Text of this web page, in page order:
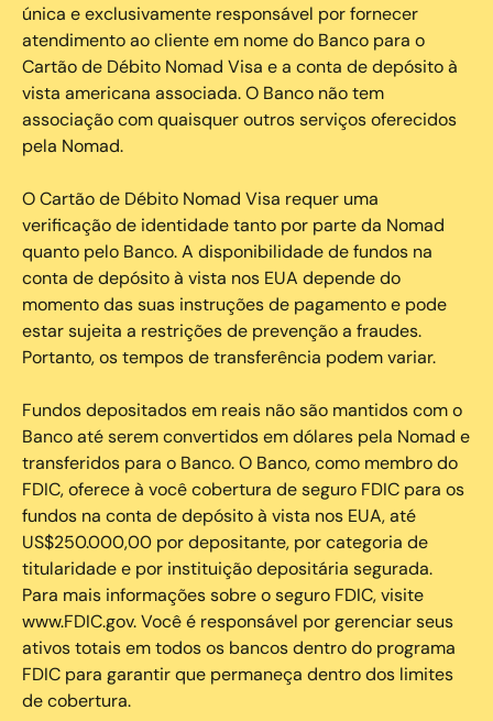
única e exclusivamente responsável por fornecer
atendimento ao cliente em nome do Banco para o
Cartão de Débito Nomad Visa e a conta de depósito à
vista americana associada. O Banco não tem
associação com quaisquer outros serviços oferecidos
pela Nomad.
O Cartão de Débito Nomad Visa requer uma
verificação de identidade tanto por parte da Nomad
quanto pelo Banco. A disponibilidade de fundos na
conta de depósito à vista nos EUA depende do
momento das suas instruções de pagamento e pode
estar sujeita a restrições de prevenção a fraudes.
Portanto, os tempos de transferência podem variar.
Fundos depositados em reais não são mantidos com o
Banco até serem convertidos em dólares pela Nomad e
transferidos para o Banco. O Banco, como membro do
FDIC, oferece à você cobertura de seguro FDIC para os
fundos na conta de depósito à vista nos EUA, até
US$250.000,00 por depositante, por categoria de
titularidade e por instituição depositária segurada.
Para mais informações sobre o seguro FDIC, visite
www.FDIC.gov. Você é responsável por gerenciar seus
ativos totais em todos os bancos dentro do programa
FDIC para garantir que permaneça dentro dos limites
de cobertura.